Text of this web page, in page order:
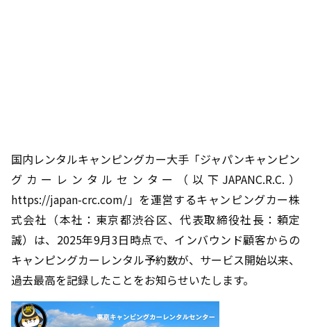
国内レンタルキャンピングカー大手「ジャパンキャンピン
グカーレンタルセンター（以下JAPANC.R.C.）
https://japan-crc.com/」を運営するキャンピングカー株
式会社（本社：東京都渋谷区、代表取締役社長：頼定
誠）は、2025年9月3日時点で、インバウンド顧客からの
キャンピングカーレンタル予約数が、サービス開始以来、
過去最高を記録したことをお知らせいたします。